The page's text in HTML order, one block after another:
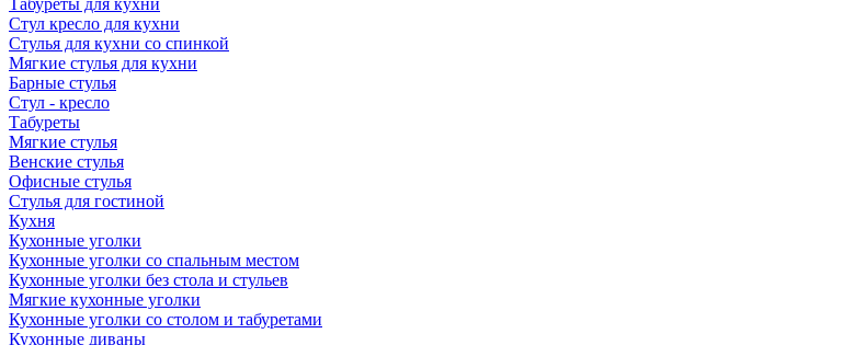
Табуреты для кухни
Стул кресло для кухни
Стулья для кухни со спинкой
Мягкие стулья для кухни
Барные стулья
Стул - кресло
Табуреты
Мягкие стулья
Венские стулья
Офисные стулья
Стулья для гостиной
Кухня
Кухонные уголки
Кухонные уголки со спальным местом
Кухонные уголки без стола и стульев
Мягкие кухонные уголки
Кухонные уголки со столом и табуретами
Кухонные диваны